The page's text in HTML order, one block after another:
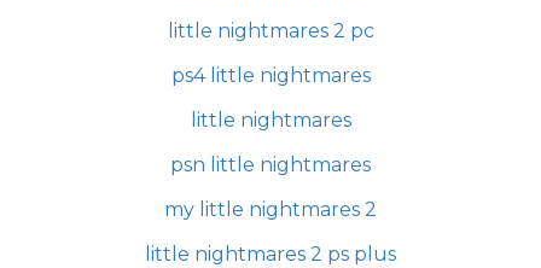
little nightmares 2 pc
ps4 little nightmares
little nightmares
psn little nightmares
my little nightmares 2
little nightmares 2 ps plus